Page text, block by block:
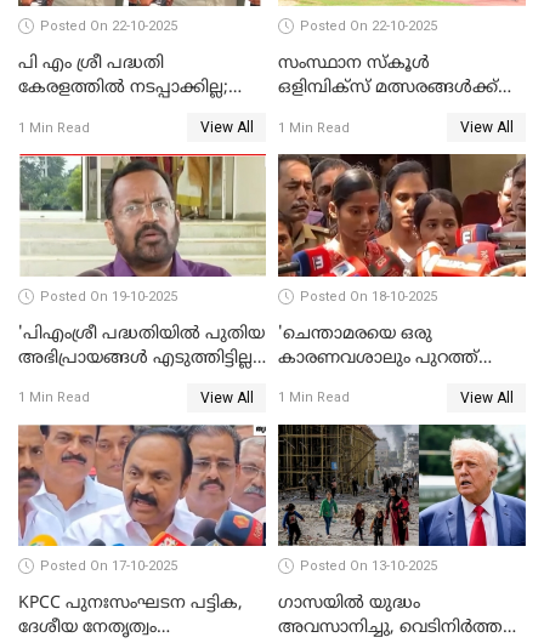
Posted On 22-10-2025
പി എം ശ്രീ പദ്ധതി
കേരളത്തില്‍ നടപ്പാക്കില്ല;
VIDEO
1 Min Read View All
Posted On 22-10-2025
സംസ്ഥാന സ്‌കൂള്‍
ഒളിമ്പിക്‌സ് മത്സരങ്ങള്‍ക്ക്
1 Min Read View All
Posted On 19-10-2025
'പിഎംശ്രീ പദ്ധതിയില്‍ പുതിയ
അഭിപ്രായങ്ങള്‍ എടുത്തിട്ടില്ല';
1 Min Read View All
Posted On 18-10-2025
'ചെന്താമരയെ ഒരു
കാരണവശാലും പുറത്ത്
തങ്ങള്‍ക്ക് ഭയമാണ്';
സജിതയുടെ പെണ്‍മക്കള്‍
WATCH VIDEO
1 Min Read View All
Posted On 17-10-2025
KPCC പുനഃസംഘടന പട്ടിക,
ദേശീയ നേതൃത്വം
Posted On 13-10-2025
ഗാസയില്‍ യുദ്ധം
അവസാനിച്ചു, വെടിനിര്‍ത്തല്‍